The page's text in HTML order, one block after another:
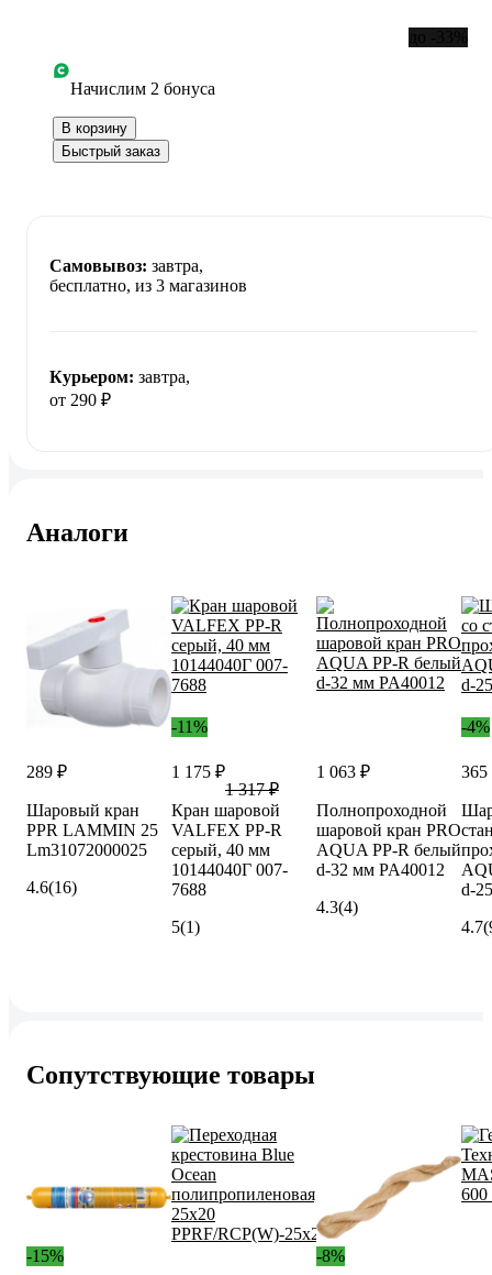
Начислим 2 бонуса
В корзину
Быстрый заказ
Самовывоз: завтра,
бесплатно, из 3 магазинов
Курьером: завтра,
от 290 ₽
Аналоги
289 ₽
Шаровый кран
PPR LAMMIN 25
Lm31072000025
4.6(16)
-11%
1 175 ₽
1 317 ₽
Кран шаровой
VALFEX PP-R
серый, 40 мм
10144040Г 007-
7688
5(1)
1 063 ₽
Полнопроходной
шаровой кран PRO
AQUA PP-R белый
d-32 мм PA40012
4.3(4)
-4%
365
d-
4.7
Сопутствующие товары
-15% -8%